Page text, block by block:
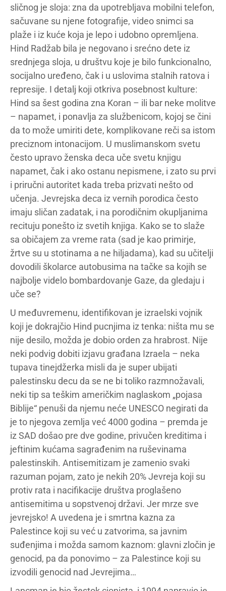
sličnog je sloja: zna da upotrebljava mobilni telefon,
sačuvane su njene fotografije, video snimci sa
plaže i iz kuće koja je lepo i udobno opremljena.
Hind Radžab bila je negovano i srećno dete iz
srednjega sloja, u društvu koje je bilo funkcionalno,
socijalno uređeno, čak i u uslovima stalnih ratova i
represije. I detalj koji otkriva posebnost kulture:
Hind sa šest godina zna Koran – ili bar neke molitve
– napamet, i ponavlja za službenicom, kojoj se čini
da to može umiriti dete, komplikovane reči sa istom
preciznom intonacijom. U muslimanskom svetu
često upravo ženska deca uče svetu knjigu
napamet, čak i ako ostanu nepismene, i zato su prvi
i priručni autoritet kada treba prizvati nešto od
učenja. Jevrejska deca iz vernih porodica često
imaju sličan zadatak, i na porodičnim okupljanima
recituju ponešto iz svetih knjiga. Kako se to slaže
sa običajem za vreme rata (sad je kao primirje,
žrtve su u stotinama a ne hiljadama), kad su učitelji
dovodili školarce autobusima na tačke sa kojih se
najbolje videlo bombardovanje Gaze, da gledaju i
uče se?
U međuvremenu, identifikovan je izraelski vojnik
koji je dokrajčio Hind pucnjima iz tenka: ništa mu se
nije desilo, možda je dobio orden za hrabrost. Nije
neki podvig dobiti izjavu građana Izraela – neka
tupava tinejdžerka misli da je super ubijati
palestinsku decu da se ne bi toliko razmnožavali,
neki tip sa teškim američkim naglaskom „pojasa
Biblije“ penuši da njemu neće UNESCO negirati da
je to njegova zemlja već 4000 godina – premda je
iz SAD došao pre dve godine, privučen kreditima i
jeftinim kućama sagrađenim na ruševinama
palestinskih. Antisemitizam je zamenio svaki
razuman pojam, zato je nekih 20% Jevreja koji su
protiv rata i nacifikacije društva proglašeno
antisemitima u sopstvenoj državi. Jer mrze sve
jevrejsko! A uvedena je i smrtna kazna za
Palestince koji su već u zatvorima, sa javnim
suđenjima i možda samom kaznom: glavni zločin je
genocid, pa da ponovimo – za Palestince koji su
izvodili genocid nad Jevrejima…